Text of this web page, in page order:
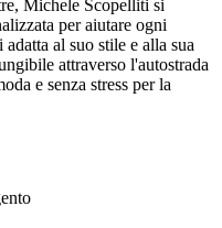
Michele Scopelliti si
per aiutare ogni
al suo stile e alla sua
attraverso l'autostrada
e senza stress per la